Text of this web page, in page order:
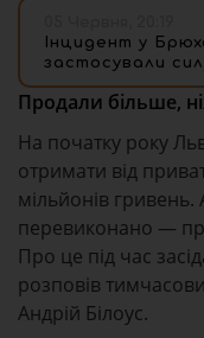
Інцидент у
застосували
Продали більше,
На початку року
отримати від
мільйонів
перевиконано —
Про це під час
розповів
Андрій Білоус.